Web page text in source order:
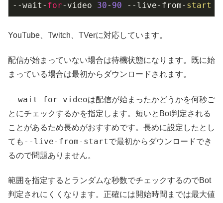
--wait- for-video 30- 90 --live-from- start
YouTube、Twitch、TVerに対応しています。
配信が始まっていない場合は待機状態になります。既に始
まっている場合は最初からダウンロードされます。
--wait-for-videoは配信が始まったかどうかを何秒ご
とにチェックするかを指定します。短いとBot判定される
ことがあるため長めがおすすめです。長めに設定したとし
ても --live-from-startで最初からダウンロードでき
るので問題ありません。
範囲を指定するとランダムな秒数でチェックするのでBot
判定されにくくなります。正確には開始時間までは最大値